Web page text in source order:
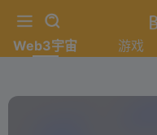
Web3宇宙 游戏